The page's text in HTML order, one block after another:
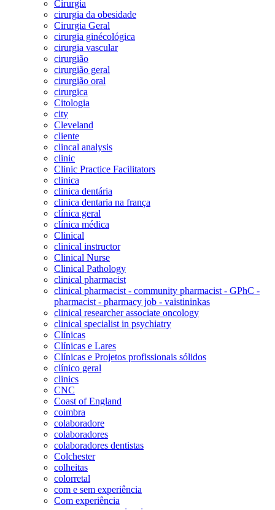
Cirurgia
cirurgia da obesidade
Cirurgia Geral
cirurgia ginécológica
cirurgia vascular
cirurgião
cirurgião geral
cirurgião oral
cirurgica
Citologia
city
Cleveland
cliente
clincal analysis
clinic
Clinic Practice Facilitators
clinica
clinica dentária
clinica dentaria na frança
clínica geral
clínica médica
Clinical
clinical instructor
Clinical Nurse
Clinical Pathology
clinical pharmacist
clinical pharmacist - community pharmacist - GPhC -
pharmacist - pharmacy job - vaistininkas
clinical researcher associate oncology
clinical specialist in psychiatry
Clínicas
Clínicas e Lares
Clínicas e Projetos profissionais sólidos
clínico geral
clinics
CNC
Coast of England
coimbra
colaboradore
colaboradores
colaboradores dentistas
Colchester
colheitas
colorretal
com e sem experiência
Com experiência